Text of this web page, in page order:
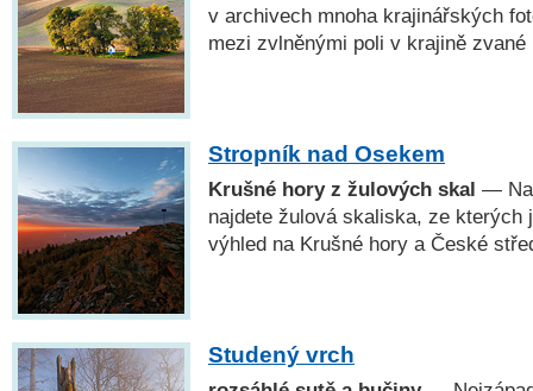
v archivech mnoha krajinářských
mezi zvlněnými poli v krajině zvané
Stropník nad Osekem
Krušné hory z žulových skal — Na
najdete žulová skaliska, ze kterých
výhled na Krušné hory a České
Studený vrch